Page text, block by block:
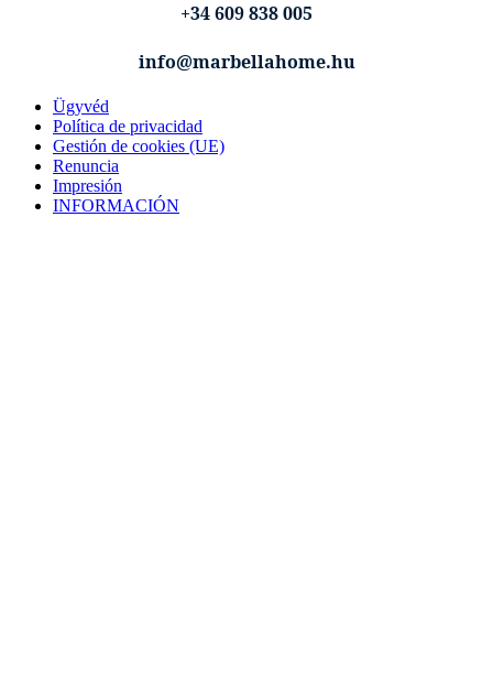
+34 609 838 005
info@marbellahome.hu
Ügyvéd
Política de privacidad
Gestión de cookies (UE)
Renuncia
Impresión
INFORMACIÓN